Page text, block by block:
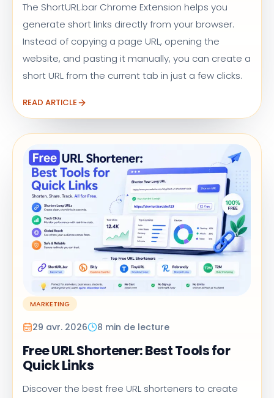
The ShortURL.bar Chrome Extension helps you
generate short links directly from your browser.
Instead of copying a page URL, opening the
website, and pasting it manually, you can create a
short URL from the current tab in just a few clicks.
READ ARTICLE
MARKETING
29 avr. 2026 8 min de lecture
Free URL Shortener: Best Tools for
Quick Links
Discover the best free URL shorteners to create